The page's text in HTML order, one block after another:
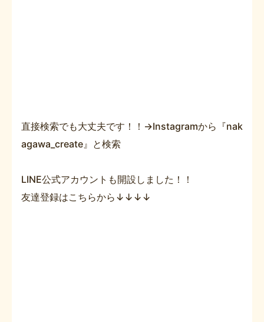
直接検索でも大丈夫です！！→Instagramから『nak
agawa_create』と検索
LINE公式アカウントも開設しました！！
友達登録はこちらから↓↓↓↓